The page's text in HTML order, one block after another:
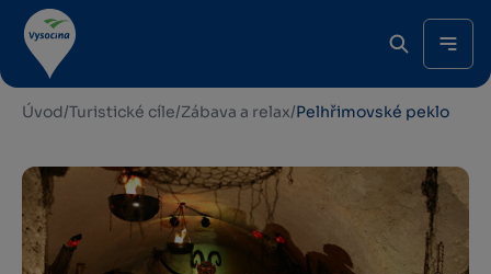
Úvod/Turistické cíle/Zábava a relax/Pelhřimovské peklo